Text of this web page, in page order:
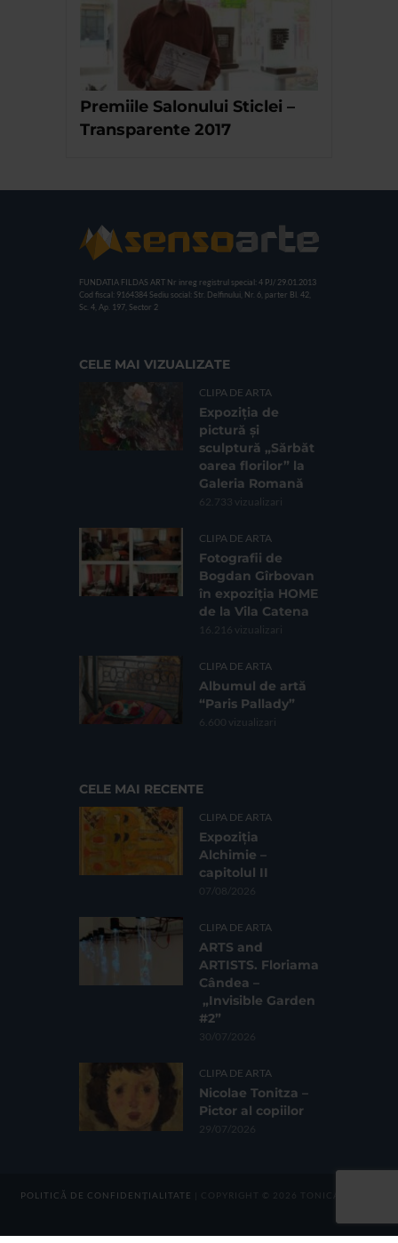
Premiile Salonului Sticlei –
Transparente 2017
FUNDATIA FILDAS ART Nr inreg registrul special: 4 PJ/ 29.01.2013
Cod fiscal: 9164384 Sediu social: Str. Delfinului, Nr. 6, parter Bl. 42,
Sc. 4, Ap. 197, Sector 2
CELE MAI VIZUALIZATE
CLIPA DE ARTA
Expoziția de
pictură și
sculptură „Sărbăt
oarea florilor” la
Galeria Romană
62.733 vizualizari
CLIPA DE ARTA
Fotografii de
Bogdan Gîrbovan
în expoziția HOME
de la Vila Catena
16.216 vizualizari
CLIPA DE ARTA
Albumul de artă
“Paris Pallady”
6.600 vizualizari
CELE MAI RECENTE
CLIPA DE ARTA
Expoziția
Alchimie –
capitolul II
07/08/2026
CLIPA DE ARTA
ARTS and
ARTISTS. Floriama
Cândea –
„Invisible Garden
#2”
30/07/2026
CLIPA DE ARTA
Nicolae Tonitza –
Pictor al copiilor
29/07/2026
POLITICĂ DE CONFIDENȚIALITATE | COPYRIGHT © 2026 TONICA GROUP